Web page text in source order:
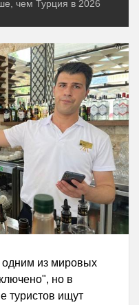
чем Турция в 2026
одним из мировых
но в
туристов ищут